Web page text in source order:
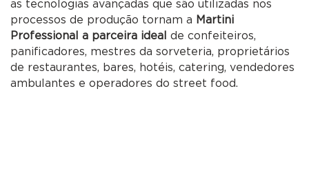
as tecnologias avançadas que são utilizadas nos
processos de produção tornam a Martini
Professional a parceira ideal de confeiteiros,
panificadores, mestres da sorveteria, proprietários
de restaurantes, bares, hotéis, catering, vendedores
ambulantes e operadores do street food.